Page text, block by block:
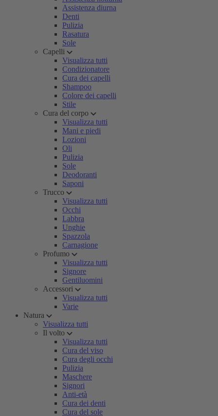
Assistenza diurna
Denti
Pulizia
Rasatura
Sole
Capelli
Visualizza tutti
Condizionatore
Cura dei capelli
Shampoo
Colore dei capelli
Stile
Cura del corpo
Visualizza tutti
Mani e piedi
Lozioni
Oli
Pulizia
Sole
Deodoranti
Saponi
Trucco
Visualizza tutti
Occhi
Labbra
Unghie
Spazzola
Carnagione
Profumo
Visualizza tutti
Signore
Gentiluomini
Accessori
Visualizza tutti
Varie
Natura
Visualizza tutti
Il volto
Visualizza tutti
Cura del viso
Cura degli occhi
Pulizia
Maschere
Signori
Anti-età
Cura dei denti
Cura del sole